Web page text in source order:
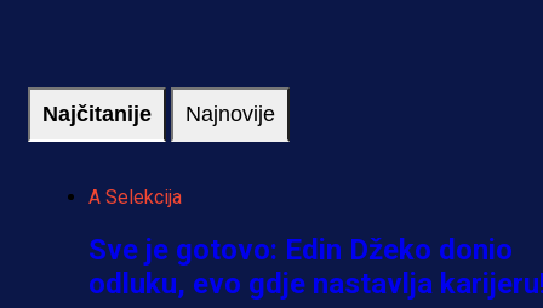
Najčitanije Najnovije
A Selekcija
Sve je gotovo: Edin Džeko donio
odluku, evo gdje nastavlja